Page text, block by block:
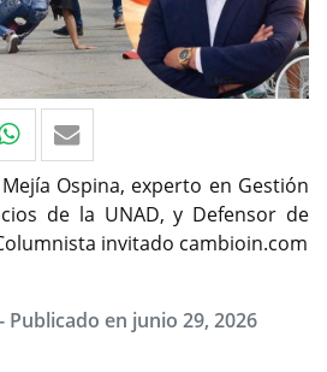
Ospina, experto en Gestión
de la UNAD, y Defensor de
invitado cambioin.com
Publicado en junio 29, 2026